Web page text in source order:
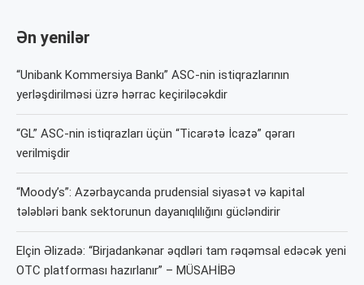
Ən yenilər
“Unibank Kommersiya Bankı” ASC-nin istiqrazlarının
yerləşdirilməsi üzrə hərrac keçiriləcəkdir
“GL” ASC-nin istiqrazları üçün “Ticarətə İcazə” qərarı
verilmişdir
“Moody’s”: Azərbaycanda prudensial siyasət və kapital
tələbləri bank sektorunun dayanıqlılığını gücləndirir
Elçin Əlizadə: “Birjadankənar əqdləri tam rəqəmsal edəcək yeni
OTC platforması hazırlanır” – MÜSAHİBƏ